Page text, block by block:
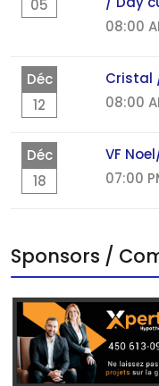
05
08:00
Déc
12
Cristal
08:00
Déc
18
VF
07:00
Sponsors /